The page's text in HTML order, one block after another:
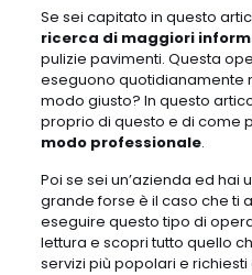
Se sei capitato in questo
ricerca di maggiori
pulizie pavimenti. Questa
eseguono quotidianamente
modo giusto? In questo
proprio di questo e di come
modo professionale.
Poi se sei un’azienda ed hai
grande forse è il caso che ti
eseguire questo tipo di
lettura e scopri tutto quello
servizi più popolari e